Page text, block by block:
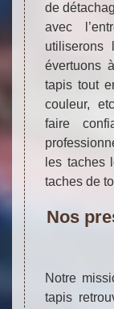
de
avec
utiliserons
évertuons
tapis tout
couleur,
faire
les taches
taches de
Nos
Notre
tapis